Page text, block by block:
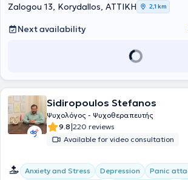
according to Erickson. The professionals of the
Maria, Manesi Sophia, Kouroupaki Dimitra, and
Zalogou 13, Korydallos, ΑΤΤΙΚΗ 2,1 km
Next availability
Sidiropoulos Stefanos
Ψυχολόγος - Ψυχοθεραπευτής
9.8|220 reviews
Available for video consultation
Anxiety and Stress Depression
Panic